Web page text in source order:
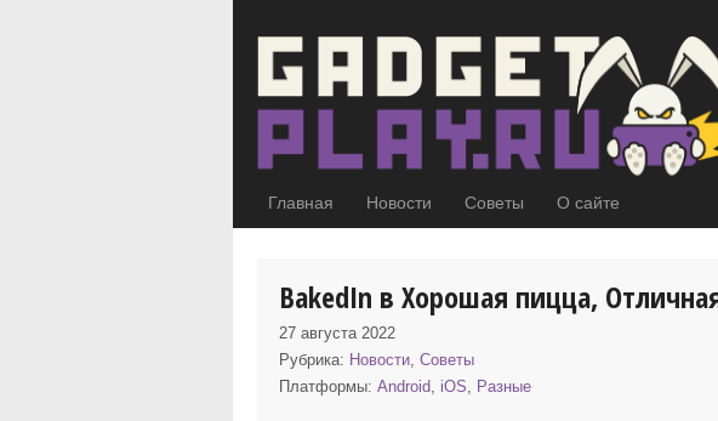
Главная Новости Советы О сайте
BakedIn в Хорошая пицца,
27 августа 2022
Рубрика: Новости,Советы
Платформы:Android, iOS, Разные